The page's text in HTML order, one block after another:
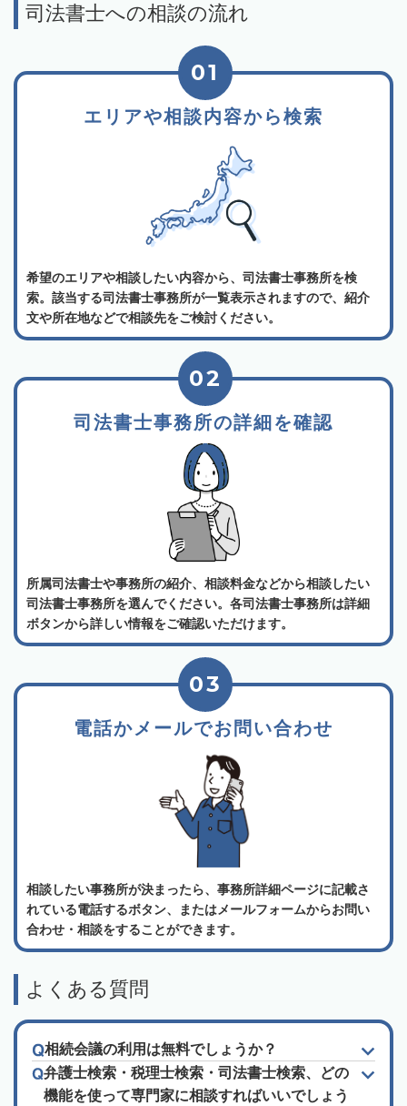
司法書士への相談の流れ
エリアや相談内容から検索
01
希望のエリアや相談したい内容から、司法書士事務所を検
索。該当する司法書士事務所が一覧表示されますので、紹介
文や所在地などで相談先をご検討ください。
司法書士事務所の詳細を確認
02
所属司法書士や事務所の紹介、相談料金などから相談したい
司法書士事務所を選んでください。各司法書士事務所は詳細
ボタンから詳しい情報をご確認いただけます。
電話かメールでお問い合わせ
03
相談したい事務所が決まったら、事務所詳細ページに記載さ
れている電話するボタン、またはメールフォームからお問い
合わせ・相談をすることができます。
よくある質問
相続会議の利用は無料でしょうか？
弁護士検索・税理士検索・司法書士検索、どの
機能を使って専門家に相談すればいいでしょう